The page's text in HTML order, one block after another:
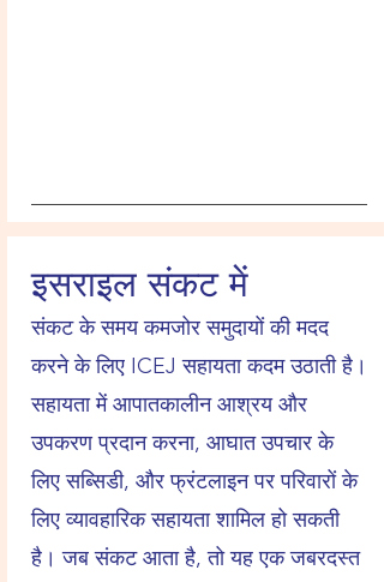
इसराइल संकट में
संकट के समय कमजोर समुदायों की मदद
करने के लिए ICEJ सहायता कदम उठाती है।
सहायता में आपातकालीन आश्रय और
उपकरण प्रदान करना, आघात उपचार के
लिए सब्सिडी, और फ्रंटलाइन पर परिवारों के
लिए व्यावहारिक सहायता शामिल हो सकती
है। जब संकट आता है, तो यह एक जबरदस्त